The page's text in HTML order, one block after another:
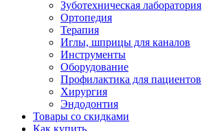
Зуботехническая лаборатория
Ортопедия
Терапия
Иглы, шприцы для каналов
Инструменты
Оборудование
Профилактика для пациентов
Хирургия
Эндодонтия
Товары со скидками
Как купить